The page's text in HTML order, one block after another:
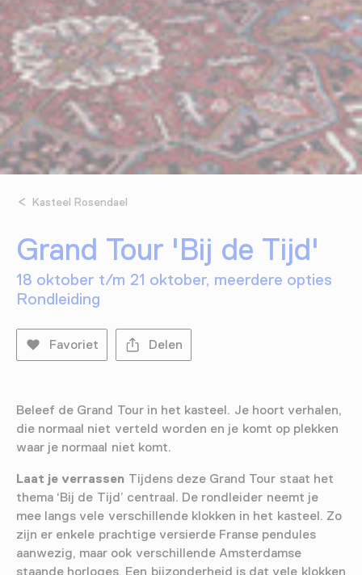
Kasteel Rosendael
Grand Tour 'Bij de Tijd'
18 oktober t/m 21 oktober, meerdere opties
Rondleiding
Favoriet Delen
Beleef de Grand Tour in het kasteel. Je hoort verhalen,
die normaal niet verteld worden en je komt op plekken
waar je normaal niet komt.
Laat je verrassen Tijdens deze Grand Tour staat het
thema ‘Bij de Tijd’ centraal. De rondleider neemt je
mee langs vele verschillende klokken in het kasteel. Zo
zijn er enkele prachtige versierde Franse pendules
aanwezig, maar ook verschillende Amsterdamse
staande horloges. Een bijzonderheid is dat vele klokken